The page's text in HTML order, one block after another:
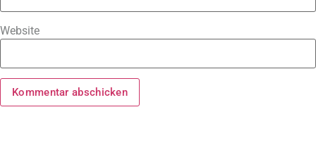
Website